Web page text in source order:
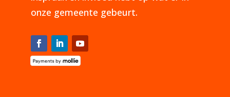
onze gemeente gebeurt.